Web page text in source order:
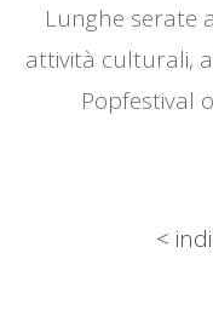
Lunghe serate
attività culturali,
Popfestival
<